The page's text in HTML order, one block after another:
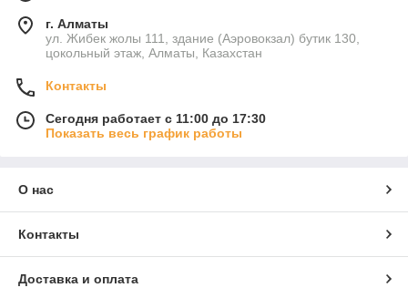
г. Алматы
ул. Жибек жолы 111, здание (Аэровокзал) бутик 130,
цокольный этаж, Алматы, Казахстан
Контакты
Сегодня работает с 11:00 до 17:30
Показать весь график работы
О нас
Контакты
Доставка и оплата